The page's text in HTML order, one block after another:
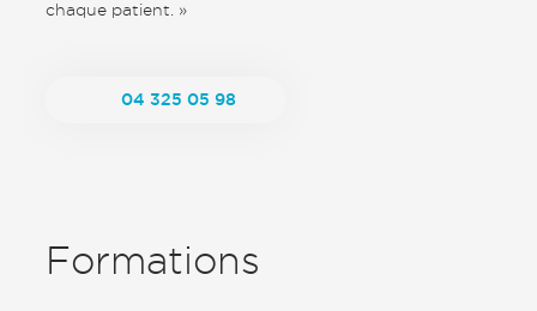
chaque patient. »
04 325 05 98
Formations